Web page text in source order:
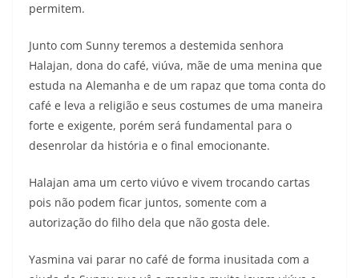
permitem.
Junto com Sunny teremos a destemida senhora
Halajan, dona do café, viúva, mãe de uma menina que
estuda na Alemanha e de um rapaz que toma conta do
café e leva a religião e seus costumes de uma maneira
forte e exigente, porém será fundamental para o
desenrolar da história e o final emocionante.
Halajan ama um certo viúvo e vivem trocando cartas
pois não podem ficar juntos, somente com a
autorização do filho dela que não gosta dele.
Yasmina vai parar no café de forma inusitada com a